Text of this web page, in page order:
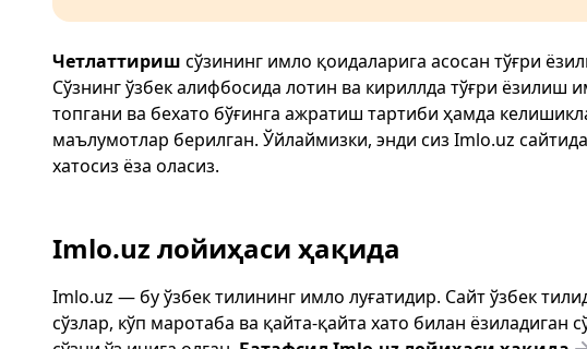
Четлаттириш сўзининг имло қоидаларига асосан тўғри
Сўзнинг ўзбек алифбосида лотин ва кириллда тўғри ёзилиш
топгани ва бехато бўғинга ажратиш тартиби ҳамда
маълумотлар берилган. Ўйлаймизки, энди сиз Imlo.uz
хатосиз ёза оласиз.
Imlo.uz лойиҳаси ҳақида
Imlo.uz — бу ўзбек тилининг имло луғатидир. Сайт ўзбек
сўзлар, кўп маротаба ва қайта-қайта хато билан